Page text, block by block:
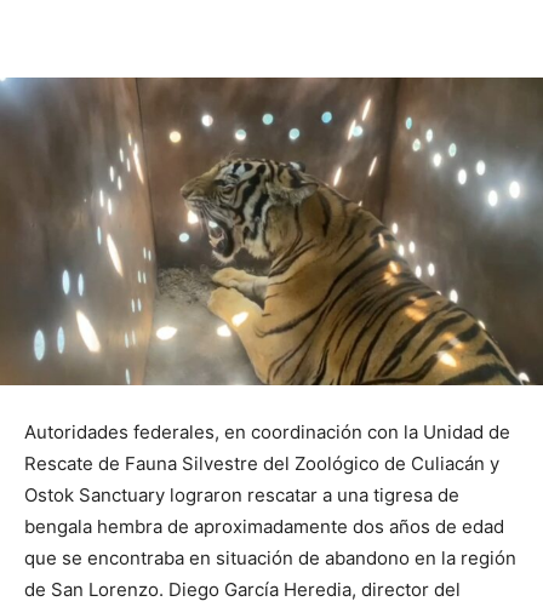
Autoridades federales, en coordinación con la Unidad de
Rescate de Fauna Silvestre del Zoológico de Culiacán y
Ostok Sanctuary lograron rescatar a una tigresa de
bengala hembra de aproximadamente dos años de edad
que se encontraba en situación de abandono en la región
de San Lorenzo. Diego García Heredia, director del